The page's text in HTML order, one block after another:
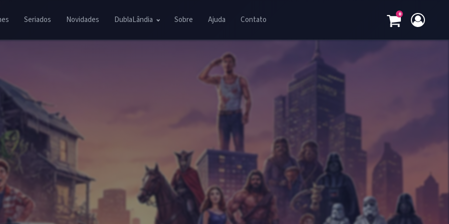
Seriados Novidades DublaLândia Sobre Ajuda Contato
0